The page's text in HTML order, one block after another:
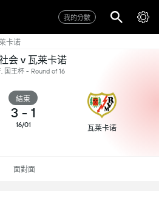
我的分數
卡诺
会 v 瓦莱卡诺
国王杯 - Round of 16
結束
3 - 1
16/01 瓦莱卡诺
面對面